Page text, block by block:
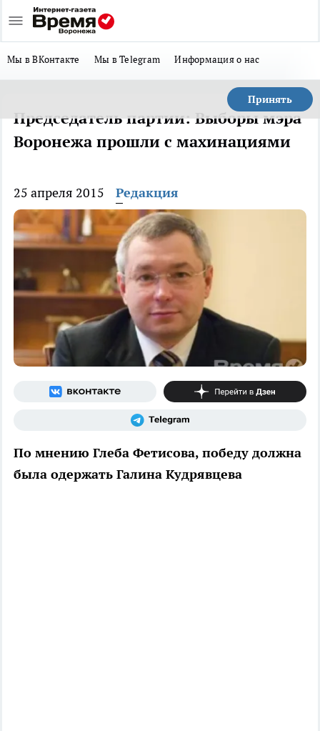
Мы в ВКонтакте Мы в Telegram Информация о нас
Принять
Председатель партии: Выборы мэра
Воронежа прошли с махинациями
25 апреля 2015 Редакция
По мнению Глеба Фетисова, победу должна
была одержать Галина Кудрявцева